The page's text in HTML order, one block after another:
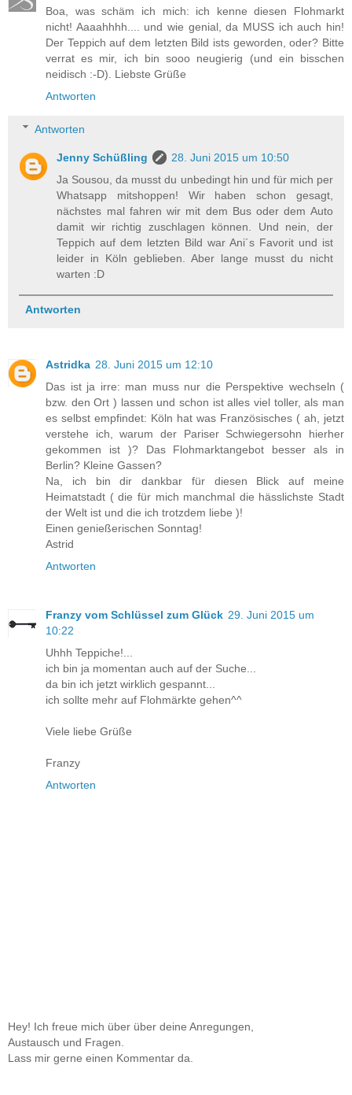
Boa, was schäm ich mich: ich kenne diesen Flohmarkt
nicht! Aaaahhhh.... und wie genial, da MUSS ich auch hin!
Der Teppich auf dem letzten Bild ists geworden, oder? Bitte
verrat es mir, ich bin sooo neugierig (und ein bisschen
neidisch :-D). Liebste Grüße
Antworten
Antworten
Jenny Schüßling
28. Juni 2015 um 10:50
Ja Sousou, da musst du unbedingt hin und für mich per
Whatsapp mitshoppen! Wir haben schon gesagt,
nächstes mal fahren wir mit dem Bus oder dem Auto
damit wir richtig zuschlagen können. Und nein, der
Teppich auf dem letzten Bild war Ani´s Favorit und ist
leider in Köln geblieben. Aber lange musst du nicht
warten :D
Antworten
Astridka 28. Juni 2015 um 12:10
Das ist ja irre: man muss nur die Perspektive wechseln (
bzw. den Ort ) lassen und schon ist alles viel toller, als man
es selbst empfindet: Köln hat was Französisches ( ah, jetzt
verstehe ich, warum der Pariser Schwiegersohn hierher
gekommen ist )? Das Flohmarktangebot besser als in
Berlin? Kleine Gassen?
Na, ich bin dir dankbar für diesen Blick auf meine
Heimatstadt ( die für mich manchmal die hässlichste Stadt
der Welt ist und die ich trotzdem liebe )!
Einen genießerischen Sonntag!
Astrid
Antworten
Franzy vom Schlüssel zum Glück 29. Juni 2015 um
10:22
Uhhh Teppiche!...
ich bin ja momentan auch auf der Suche...
da bin ich jetzt wirklich gespannt...
ich sollte mehr auf Flohmärkte gehen^^
Viele liebe Grüße
Franzy
Antworten
Hey! Ich freue mich über über deine Anregungen,
Austausch und Fragen.
Lass mir gerne einen Kommentar da.